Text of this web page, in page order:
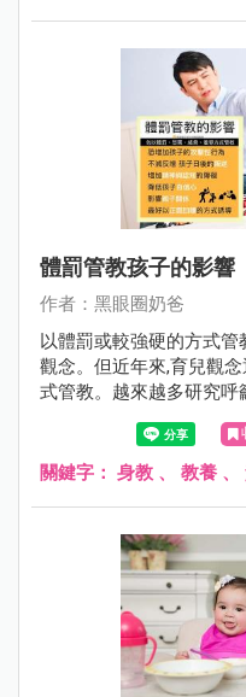
體罰管教孩子的影響
作者：黑眼圈奶爸
以體罰或較強硬的方式
觀念。但近年來,育兒觀
式管教。越來越多研究呼
羞辱方式管教孩子。
關鍵字： 身教 、 教養 、